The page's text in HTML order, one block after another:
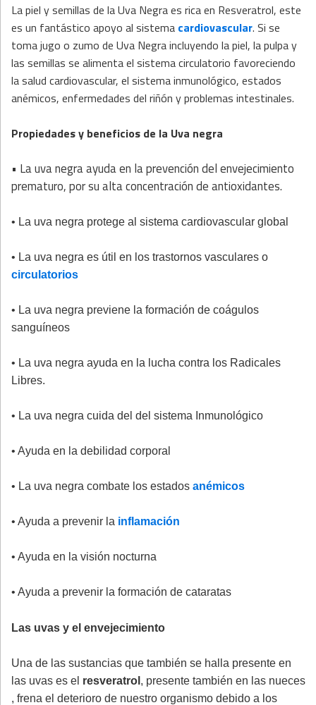
La piel y semillas de la Uva Negra es rica en Resveratrol, este
es un fantástico apoyo al sistema cardiovascular. Si se
toma jugo o zumo de Uva Negra incluyendo la piel, la pulpa y
las semillas se alimenta el sistema circulatorio favoreciendo
la salud cardiovascular, el sistema inmunológico, estados
anémicos, enfermedades del riñón y problemas intestinales.
Propiedades y beneficios de la Uva negra
• La uva negra ayuda en la prevención del envejecimiento
prematuro, por su alta concentración de antioxidantes.
• La uva negra protege al sistema cardiovascular global
• La uva negra es útil en los trastornos vasculares o
circulatorios
• La uva negra previene la formación de coágulos
sanguíneos
• La uva negra ayuda en la lucha contra los Radicales
Libres.
• La uva negra cuida del del sistema Inmunológico
• Ayuda en la debilidad corporal
• La uva negra combate los estados anémicos
• Ayuda a prevenir la inflamación
• Ayuda en la visión nocturna
• Ayuda a prevenir la formación de cataratas
Las uvas y el envejecimiento
Una de las sustancias que también se halla presente en
las uvas es el resveratrol , presente también en las nueces
, frena el deterioro de nuestro organismo debido a los